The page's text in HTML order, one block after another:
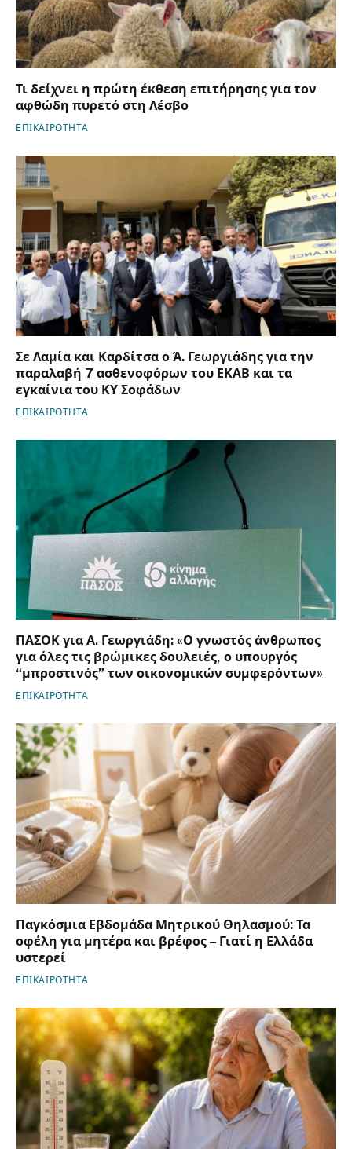
Τι δείχνει η πρώτη έκθεση επιτήρησης για τον
αφθώδη πυρετό στη Λέσβο
ΕΠΙΚΑΙΡΟΤΗΤΑ
Σε Λαμία και Καρδίτσα ο Ά. Γεωργιάδης για την
παραλαβή 7 ασθενοφόρων του ΕΚΑΒ και τα
εγκαίνια του ΚΥ Σοφάδων
ΕΠΙΚΑΙΡΟΤΗΤΑ
ΠΑΣΟΚ για Α. Γεωργιάδη: «Ο γνωστός άνθρωπος
για όλες τις βρώμικες δουλειές, ο υπουργός
“μπροστινός” των οικονομικών συμφερόντων»
ΕΠΙΚΑΙΡΟΤΗΤΑ
Παγκόσμια Εβδομάδα Μητρικού Θηλασμού: Τα
οφέλη για μητέρα και βρέφος – Γιατί η Ελλάδα
υστερεί
ΕΠΙΚΑΙΡΟΤΗΤΑ